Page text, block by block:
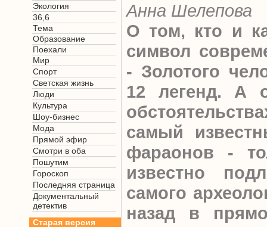
Экология
36,6
Тема
Образование
Поехали
Мир
Спорт
Светская жизнь
Люди
Культура
Шоу-бизнес
Мода
Прямой эфир
Смотри в оба
Пошутим
Гороскоп
Последняя страница
Документальный
детектив
Старая версия
Анна Шелепова
О том, кто и
символ
- Золотого
12 легенд. А
самый
фараонов -
известно
самого
назад в